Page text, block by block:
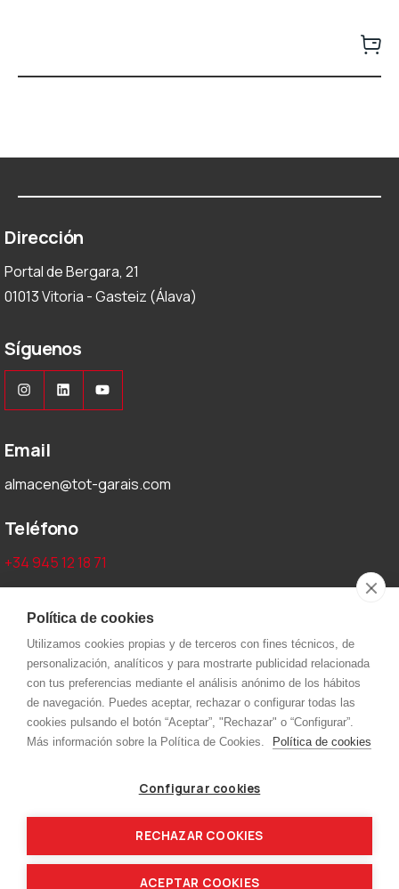
Dirección
Portal de Bergara, 21
01013 Vitoria - Gasteiz (Álava)
Síguenos
Instagram
LinkedInYouTube
Email
almacen@tot-garais.com
Teléfono
+34 945 12 18 71
Aviso legal y privacidad
Aviso Legal
Política de cookies
Política de privacidad
Dinse
Nippon
Contacto
Política de cookies
Utilizamos cookies propias y de terceros con fines técnicos, de
personalización, analíticos y para mostrarte publicidad relacionada
con tus preferencias mediante el análisis anónimo de los hábitos
de navegación. Puedes aceptar, rechazar o configurar todas las
cookies pulsando el botón “Aceptar”, "Rechazar" o “Configurar”.
Más información sobre la Política de Cookies.
Política de cookies
Configurar cookies
RECHAZAR COOKIES
ACEPTAR COOKIES